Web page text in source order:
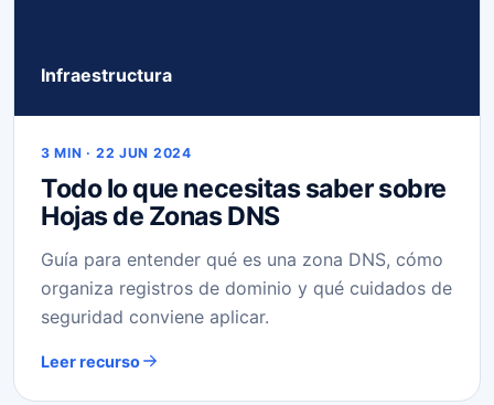
Infraestructura
3 MIN · 22 JUN 2024
Todo lo que necesitas saber sobre
Hojas de Zonas DNS
Guía para entender qué es una zona DNS, cómo
organiza registros de dominio y qué cuidados de
seguridad conviene aplicar.
Leer recurso